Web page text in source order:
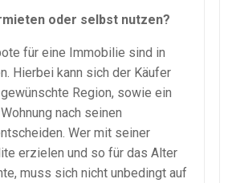
oder selbst nutzen?
für eine Immobilie sind in
Hierbei kann sich der Käufer
Region, sowie ein
nach seinen
Wer mit seiner
erzielen und so für das Alter
muss sich nicht unbedingt auf